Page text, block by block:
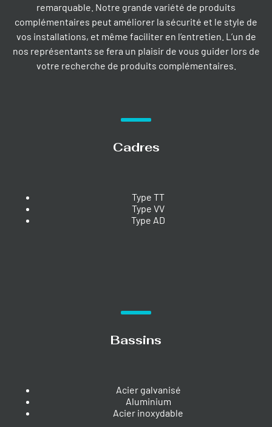
remarquable. Notre grande variété de produits
complémentaires peut améliorer la sécurité et le style de
vos installations, et même faciliter en l’entretien. L’un de
nos représentants se fera un plaisir de vous guider lors de
votre recherche de produits complémentaires.
Cadres
Type TT
Type VV
Type AD
Bassins
Acier galvanisé
Aluminium
Acier inoxydable